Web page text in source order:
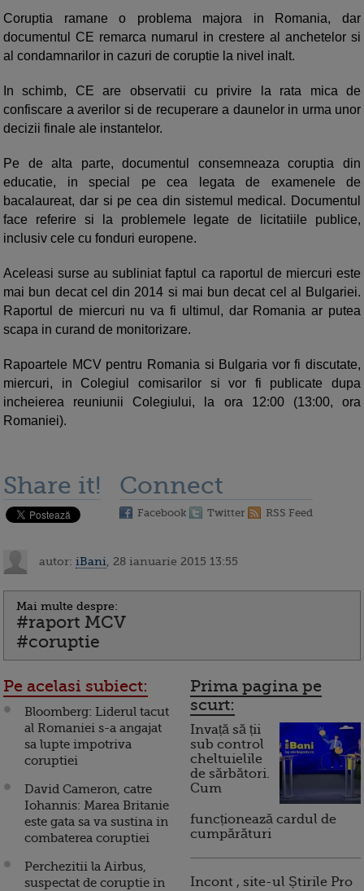
Coruptia ramane o problema majora in Romania, dar
documentul CE remarca numarul in crestere al anchetelor si
al condamnarilor in cazuri de coruptie la nivel inalt.
In schimb, CE are observatii cu privire la rata mica de
confiscare a averilor si de recuperare a daunelor in urma unor
decizii finale ale instantelor.
Pe de alta parte, documentul consemneaza coruptia din
educatie, in special pe cea legata de examenele de
bacalaureat, dar si pe cea din sistemul medical. Documentul
face referire si la problemele legate de licitatiile publice,
inclusiv cele cu fonduri europene.
Aceleasi surse au subliniat faptul ca raportul de miercuri este
mai bun decat cel din 2014 si mai bun decat cel al Bulgariei.
Raportul de miercuri nu va fi ultimul, dar Romania ar putea
scapa in curand de monitorizare.
Rapoartele MCV pentru Romania si Bulgaria vor fi discutate,
miercuri, in Colegiul comisarilor si vor fi publicate dupa
incheierea reuniunii Colegiului, la ora 12:00 (13:00, ora
Romaniei).
Share it! Connect
Facebook Twitter RSS Feed
autor: iBani , 28 ianuarie 2015 13:55
Mai multe despre:
#raport MCV
#coruptie
Pe acelasi subiect:
Bloomberg: Liderul tacut
al Romaniei s-a angajat
sa lupte impotriva
coruptiei
David Cameron, catre
Iohannis: Marea Britanie
este gata sa va sustina in
combaterea coruptiei
Perchezitii la Airbus,
suspectat de coruptie in
Prima pagina pe
scurt:
Invață să ții
sub control
cheltuielile
de sărbători.
Cum
funcționează cardul de
cumpărături
Incont , site-ul Știrile Pro